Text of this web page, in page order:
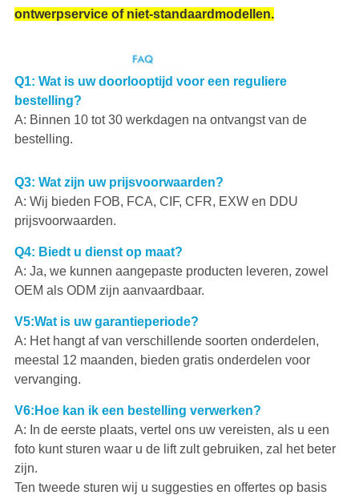
ontwerpservice of niet-standaardmodellen.
Q1: Wat is uw doorlooptijd voor een reguliere
bestelling?
A: Binnen 10 tot 30 werkdagen na ontvangst van de
bestelling.
Q3: Wat zijn uw prijsvoorwaarden?
A: Wij bieden FOB, FCA, CIF, CFR, EXW en DDU
prijsvoorwaarden.
Q4: Biedt u dienst op maat?
A: Ja, we kunnen aangepaste producten leveren, zowel
OEM als ODM zijn aanvaardbaar.
V5:Wat is uw garantieperiode?
A: Het hangt af van verschillende soorten onderdelen,
meestal 12 maanden, bieden gratis onderdelen voor
vervanging.
V6:Hoe kan ik een bestelling verwerken?
A: In de eerste plaats, vertel ons uw vereisten, als u een
foto kunt sturen waar u de lift zult gebruiken, zal het beter
zijn.
Ten tweede sturen wij u suggesties en offertes op basis